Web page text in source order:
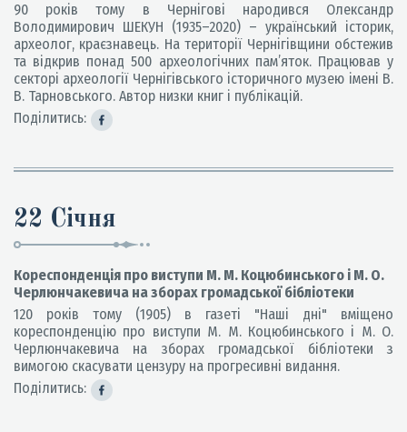
90 років тому в Чернігові народився Олександр
Володимирович ШЕКУН (1935–2020) – український історик,
археолог, краєзнавець. На території Чернігівщини обстежив
та відкрив понад 500 археологічних пам’яток. Працював у
секторі археології Чернігівського історичного музею імені В.
В. Тарновського. Автор низки книг і публікацій.
Поділитись:
22 Січня
Кореспонденція про виступи М. М. Коцюбинського і М. О.
Черлюнчакевича на зборах громадської бібліотеки
120 років тому (1905) в газеті "Наші дні" вміщено
кореспонденцію про виступи М. М. Коцюбинського і М. О.
Черлюнчакевича на зборах громадської бібліотеки з
вимогою скасувати цензуру на прогресивні видання.
Поділитись: